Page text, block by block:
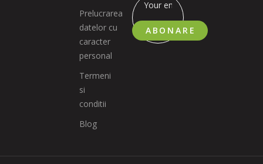
Prelucrarea
datelor cu
caracter
personal
Termeni
si
conditii
Blog
ABONARE